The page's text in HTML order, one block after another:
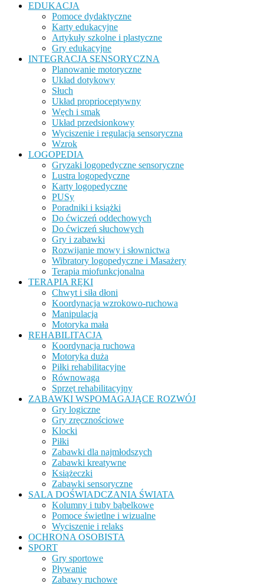
EDUKACJA
Pomoce dydaktyczne
Karty edukacyjne
Artykuły szkolne i plastyczne
Gry edukacyjne
INTEGRACJA SENSORYCZNA
Planowanie motoryczne
Układ dotykowy
Słuch
Układ proprioceptywny
Węch i smak
Układ przedsionkowy
Wyciszenie i regulacja sensoryczna
Wzrok
LOGOPEDIA
Gryzaki logopedyczne sensoryczne
Lustra logopedyczne
Karty logopedyczne
PUSy
Poradniki i książki
Do ćwiczeń oddechowych
Do ćwiczeń słuchowych
Gry i zabawki
Rozwijanie mowy i słownictwa
Wibratory logopedyczne i Masażery
Terapia miofunkcjonalna
TERAPIA RĘKI
Chwyt i siła dłoni
Koordynacja wzrokowo-ruchowa
Manipulacja
Motoryka mała
REHABILITACJA
Koordynacja ruchowa
Motoryka duża
Piłki rehabilitacyjne
Równowaga
Sprzęt rehabilitacyjny
ZABAWKI WSPOMAGAJĄCE ROZWÓJ
Gry logiczne
Gry zręcznościowe
Klocki
Piłki
Zabawki dla najmłodszych
Zabawki kreatywne
Książeczki
Zabawki sensoryczne
SALA DOŚWIADCZANIA ŚWIATA
Kolumny i tuby bąbelkowe
Pomoce świetlne i wizualne
Wyciszenie i relaks
OCHRONA OSOBISTA
SPORT
Gry sportowe
Pływanie
Zabawy ruchowe